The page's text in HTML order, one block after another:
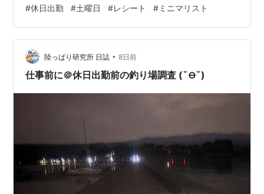
う。 できるだけ、部下に仕事を任せるようにしているつ
もりだが、いつまでも余裕が出ない。 仕事を指示して
も、「どうしたらいいですか？」と返してくる部下がい
る。 「それを考えるのがあなたの仕事です」と言いたい
がぐっとこらえる。 引っ越しすることになったので、帰
#休日出勤 #土曜日 #レシート #ミニマリスト
陸っぱり研究所 日誌 • 8日前
仕事前に＠休日出勤前の釣り場調査 (ˇ⊖ˇ)